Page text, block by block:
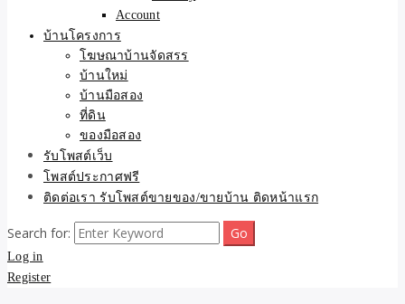
Account
บ้านโครงการ
โฆษณาบ้านจัดสรร
บ้านใหม่
บ้านมือสอง
ที่ดิน
ของมือสอง
รับโพสต์เว็บ
โพสต์ประกาศฟรี
ติดต่อเรา รับโพสต์ขายของ/ขายบ้าน ติดหน้าแรก
Search for:
Log in
Register